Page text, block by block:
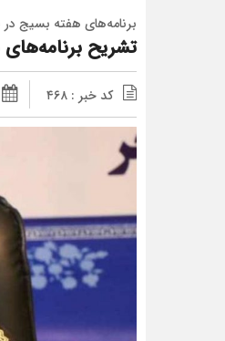
برنامه‌های هفته بسیج در
تشریح
کد خبر : ۴۶۸